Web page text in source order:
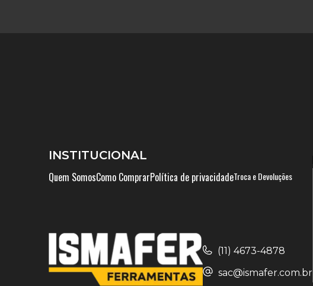
INSTITUCIONAL
Quem SomosComo ComprarPolítica de privacidadeTroca e Devoluções
(11) 4673-4878
sac@ismafer.com.br